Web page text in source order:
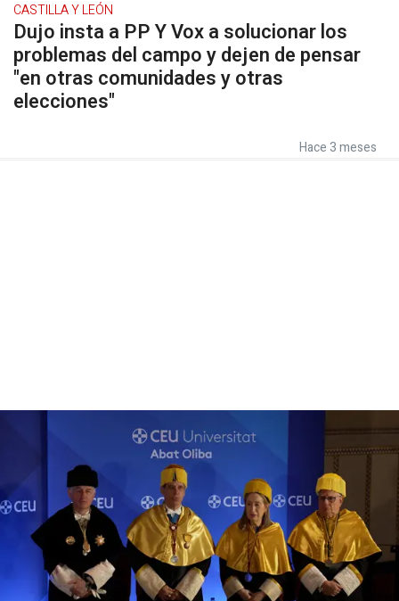
CASTILLA Y LEÓN
Dujo insta a PP Y Vox a solucionar los
problemas del campo y dejen de pensar
"en otras comunidades y otras
elecciones"
Hace 3 meses